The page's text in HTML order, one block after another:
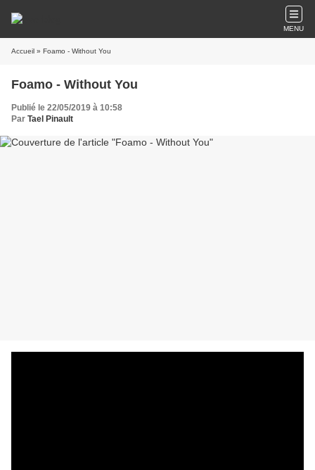
MENU
Accueil » Foamo - Without You
Foamo - Without You
Publié le 22/05/2019 à 10:58
Par Tael Pinault